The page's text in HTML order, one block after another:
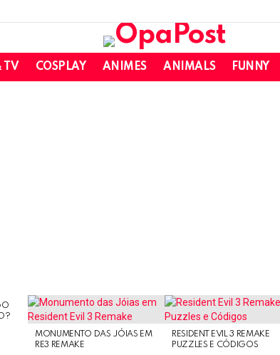
TV COSPLAY ANIMES ANIMALS FUNNY
MONUMENTO DAS JÓIAS EM
RE3 REMAKE
RESIDENT EVIL 3 REMAKE
PUZZLES E CÓDIGOS